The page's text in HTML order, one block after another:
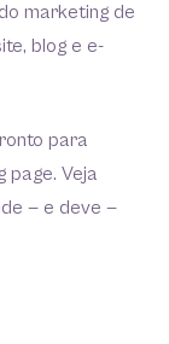
marketing de
blog e e-
para
page. Veja
— e deve —